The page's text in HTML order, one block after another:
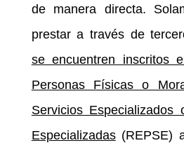
de manera directa.
prestar a través de
se encuentren inscritos
Personas Físicas o
Servicios Especializados
Especializadas(REPSE)